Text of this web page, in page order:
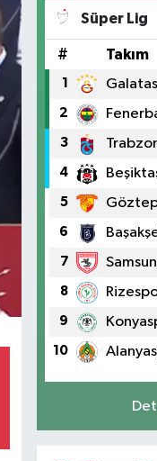
Süper Lig
# Takım
1
2
3
4
5
6
7
8
9
10